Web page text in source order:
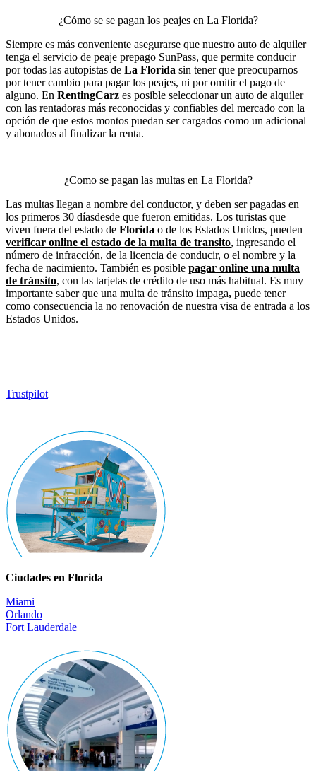
¿Cómo se se pagan los peajes en La Florida?
Siempre es más conveniente asegurarse que nuestro auto de alquiler
tenga el servicio de peaje prepago SunPass, que permite conducir
por todas las autopistas de La Florida sin tener que preocuparnos
por tener cambio para pagar los peajes, ni por omitir el pago de
alguno. En RentingCarz es posible seleccionar un auto de alquiler
con las rentadoras más reconocidas y confiables del mercado con la
opción de que estos montos puedan ser cargados como un adicional
y abonados al finalizar la renta.
¿Como se pagan las multas en La Florida?
Las multas llegan a nombre del conductor, y deben ser pagadas en
los primeros 30 díasdesde que fueron emitidas. Los turistas que
viven fuera del estado de Florida o de los Estados Unidos, pueden
verificar online el estado de la multa de transito, ingresando el
número de infracción, de la licencia de conducir, o el nombre y la
fecha de nacimiento. También es posible pagar online una multa
de tránsito, con las tarjetas de crédito de uso más habitual. Es muy
importante saber que una multa de tránsito impaga, puede tener
como consecuencia la no renovación de nuestra visa de entrada a los
Estados Unidos.
Trustpilot
Ciudades en Florida
Miami
Orlando
Fort Lauderdale